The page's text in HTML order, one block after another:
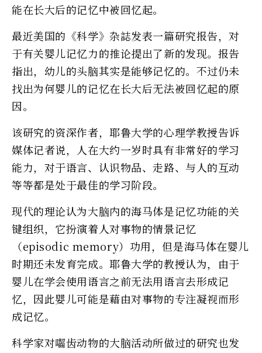
能在长大后的记忆中被回忆起。
最近美国的《科学》杂誌发表一篇研究报告，对
于有关婴儿记忆力的推论提出了新的发现。报告
指出，幼儿的头脑其实是能够记忆的。不过仍未
找出为何婴儿的记忆在长大后无法被回忆起的原
因。
该研究的资深作者，耶鲁大学的心理学教授告诉
媒体记者说，人在大约一岁时具有非常好的学习
能力，对于语言、认识物品、走路、与人的互动
等等都是处于最佳的学习阶段。
现代的理论认为大脑内的海马体是记忆功能的关
键组织，它扮演着人对事物的情景记忆
（episodic memory）功用，但是海马体在婴儿
时期还未发育完成。耶鲁大学的教授认为，由于
婴儿在学会使用语言之前无法用语言去形成记
忆，因此婴儿可能是藉由对事物的专注凝视而形
成记忆。
科学家对囓齿动物的大脑活动所做过的研究也发